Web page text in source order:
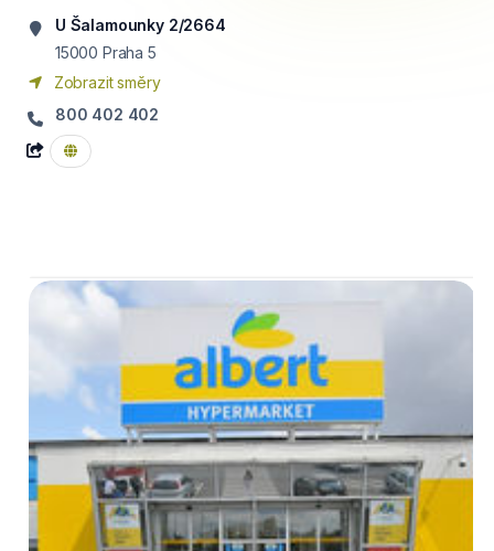
U Šalamounky 2/2664
15000 Praha 5
Zobrazit směry
800 402 402